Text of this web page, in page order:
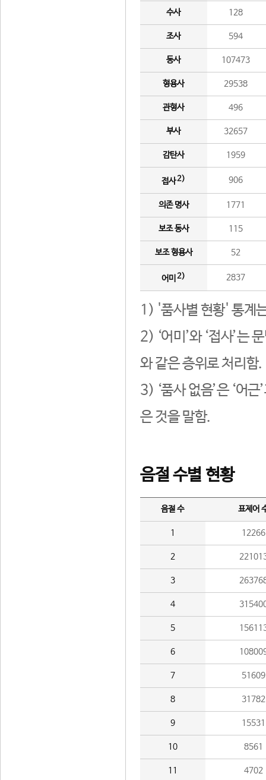
수사 128
조사 594
동사 107473
형용사 29538
관형사 496
부사 32657
감탄사 1959
접사2) 906
의존 명사 1771
보조 동사 115
보조 형용사 52
어미 2) 2837
1) '품사별 현황' 통계
2) ‘어미’와 ‘접사’는
와 같은 층위로 처리함.
3) ‘품사 없음’은 ‘어
은 것을 말함.
음절 수별 현황
음절 수 표제어
1 12266
2
3
4
5
6
7 51609
8 31782
9 15531
10 8561
11 4702